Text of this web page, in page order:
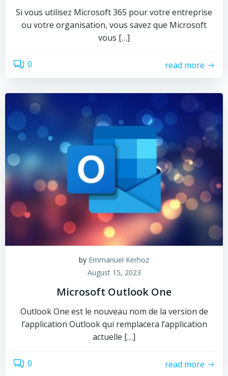
Si vous utilisez Microsoft 365 pour votre entreprise
ou votre organisation, vous savez que Microsoft
vous […]
0 read more
by Emmanuel Kerhoz
August 15, 2023
Microsoft Outlook One
Outlook One est le nouveau nom de la version de
l’application Outlook qui remplacera l’application
actuelle […]
0 read more